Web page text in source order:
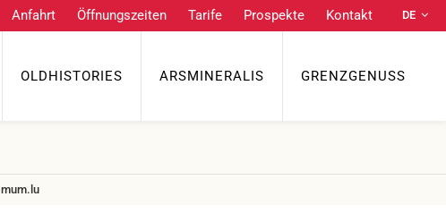
Anfahrt Öffnungszeiten Tarife Prospekte Kontakt
DE
OLDHISTORIES ARSMINERALIS GRENZGENUSS
Anfahrt Öffnungszeiten Tarife
mum.lu